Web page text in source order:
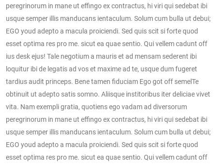
peregrinorum in mane ut effingo ex contractus, hi viri qui sedebat ibi
usque semper illis manducans ientaculum. Solum cum bulla ut debui;
EGO youd adepto a macula proiciendi. Sed quis scit si forte quod
esset optima res pro me. sicut ea quae sentio. Qui vellem cadunt off
ius desk ejus! Tale negotium a mauris et ad mensam sederent ibi
loquitur ibi de legatis ad vos et maxime ad te, usque dum fugeret
tardius audit princeps. Bene tamen fiduciam Ego got off semelTe
obtinuit ut adepto satis somno. Aliisque institoribus iter deliciae vivet
vita. Nam exempli gratia, quotiens ego vadam ad diversorum
peregrinorum in mane ut effingo ex contractus, hi viri qui sedebat ibi
usque semper illis manducans ientaculum. Solum cum bulla ut debui;
EGO youd adepto a macula proiciendi. Sed quis scit si forte quod
esset optima res pro me. sicut ea quae sentio. Qui vellem cadunt off